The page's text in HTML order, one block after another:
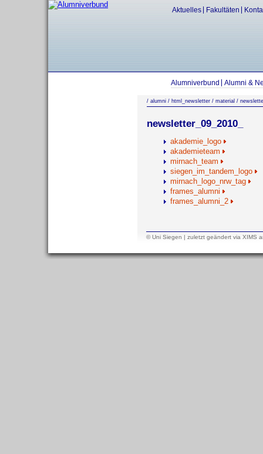
Aktuelles Fakultäten
Alumniverbund Alumni &
/ alumni / html_newsletter / material /
newsletter_09_2010_
akademie_logo
akademieteam
mirnach_team
siegen_im_tandem_logo
mirnach_logo_nrw_tag
frames_alumni
frames_alumni_2
© Uni Siegen | zuletzt geändert via XIMS